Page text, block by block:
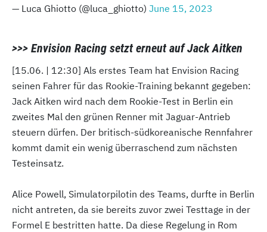
— Luca Ghiotto (@luca_ghiotto) June 15, 2023
>>> Envision Racing setzt erneut auf Jack Aitken
[15.06. | 12:30] Als erstes Team hat Envision Racing
seinen Fahrer für das Rookie-Training bekannt gegeben:
Jack Aitken wird nach dem Rookie-Test in Berlin ein
zweites Mal den grünen Renner mit Jaguar-Antrieb
steuern dürfen. Der britisch-südkoreanische Rennfahrer
kommt damit ein wenig überraschend zum nächsten
Testeinsatz.
Alice Powell, Simulatorpilotin des Teams, durfte in Berlin
nicht antreten, da sie bereits zuvor zwei Testtage in der
Formel E bestritten hatte. Da diese Regelung in Rom